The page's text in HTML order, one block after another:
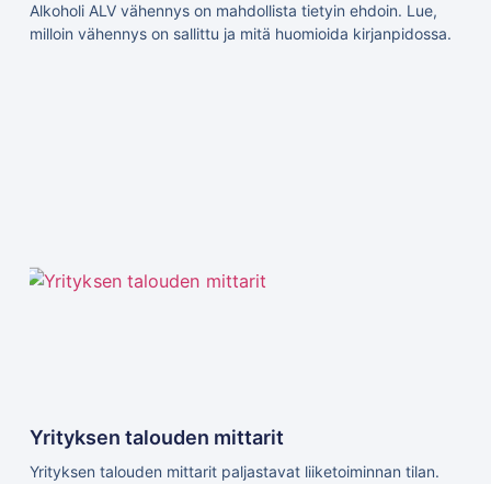
Alkoholi ALV vähennys on mahdollista tietyin ehdoin. Lue,
milloin vähennys on sallittu ja mitä huomioida kirjanpidossa.
Yrityksen talouden mittarit
Yrityksen talouden mittarit paljastavat liiketoiminnan tilan.